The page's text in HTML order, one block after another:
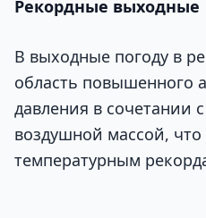
Рекордные выходные
В выходные погоду в
область повышенного
давления в сочетании
воздушной массой,
температурным